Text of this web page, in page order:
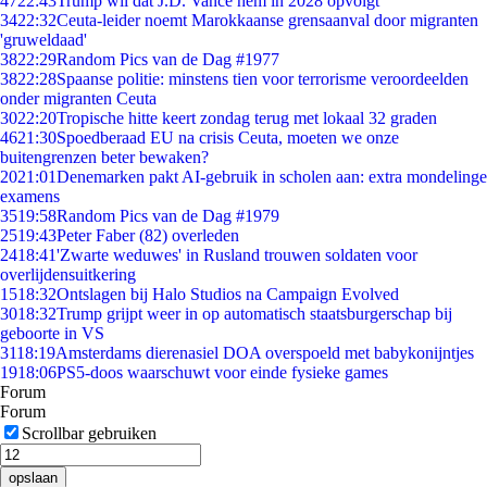
3422:32Ceuta-leider noemt Marokkaanse grensaanval door migranten
'gruweldaad'
3822:29Random Pics van de Dag #1977
3822:28Spaanse politie: minstens tien voor terrorisme veroordeelden
onder migranten Ceuta
3022:20Tropische hitte keert zondag terug met lokaal 32 graden
4621:30Spoedberaad EU na crisis Ceuta, moeten we onze
buitengrenzen beter bewaken?
2021:01Denemarken pakt AI-gebruik in scholen aan: extra mondelinge
examens
3519:58Random Pics van de Dag #1979
2519:43Peter Faber (82) overleden
2418:41'Zwarte weduwes' in Rusland trouwen soldaten voor
overlijdensuitkering
1518:32Ontslagen bij Halo Studios na Campaign Evolved
3018:32Trump grijpt weer in op automatisch staatsburgerschap bij
geboorte in VS
3118:19Amsterdams dierenasiel DOA overspoeld met babykonijntjes
1918:06PS5-doos waarschuwt voor einde fysieke games
Forum
Forum
Scrollbar gebruiken
opslaan